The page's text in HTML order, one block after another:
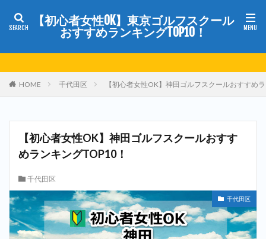
【初心者女性OK】東京ゴルフスクール
おすすめランキングTOP10！
HOME 千代田区 【初心者女性OK】神田ゴルフスクールおすすめ
【初心者女性OK】神田ゴルフスクールおすす
めランキングTOP10！
千代田区
千代田区